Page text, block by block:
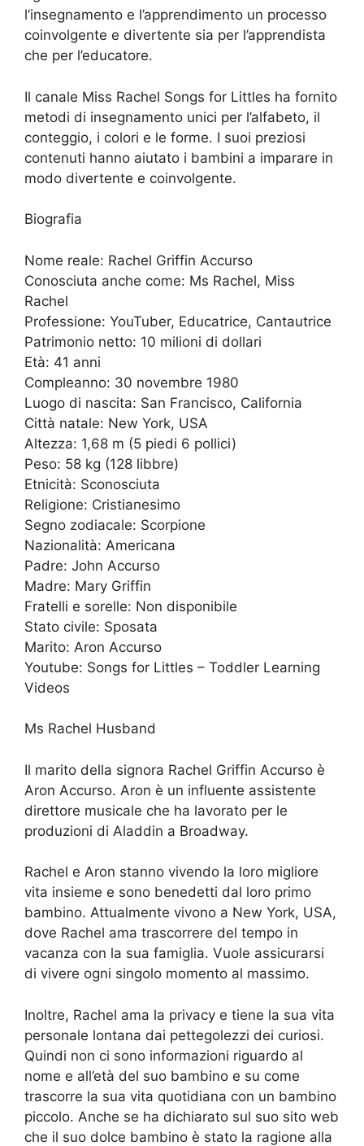
l’insegnamento e l’apprendimento un processo
coinvolgente e divertente sia per l’apprendista
che per l’educatore.
Il canale Miss Rachel Songs for Littles ha fornito
metodi di insegnamento unici per l’alfabeto, il
conteggio, i colori e le forme. I suoi preziosi
contenuti hanno aiutato i bambini a imparare in
modo divertente e coinvolgente.
Biografia
Nome reale: Rachel Griffin Accurso
Conosciuta anche come: Ms Rachel, Miss
Rachel
Professione: YouTuber, Educatrice, Cantautrice
Patrimonio netto: 10 milioni di dollari
Età: 41 anni
Compleanno: 30 novembre 1980
Luogo di nascita: San Francisco, California
Città natale: New York, USA
Altezza: 1,68 m (5 piedi 6 pollici)
Peso: 58 kg (128 libbre)
Etnicità: Sconosciuta
Religione: Cristianesimo
Segno zodiacale: Scorpione
Nazionalità: Americana
Padre: John Accurso
Madre: Mary Griffin
Fratelli e sorelle: Non disponibile
Stato civile: Sposata
Marito: Aron Accurso
Youtube: Songs for Littles – Toddler Learning
Videos
Ms Rachel Husband
Il marito della signora Rachel Griffin Accurso è
Aron Accurso. Aron è un influente assistente
direttore musicale che ha lavorato per le
produzioni di Aladdin a Broadway.
Rachel e Aron stanno vivendo la loro migliore
vita insieme e sono benedetti dal loro primo
bambino. Attualmente vivono a New York, USA,
dove Rachel ama trascorrere del tempo in
vacanza con la sua famiglia. Vuole assicurarsi
di vivere ogni singolo momento al massimo.
Inoltre, Rachel ama la privacy e tiene la sua vita
personale lontana dai pettegolezzi dei curiosi.
Quindi non ci sono informazioni riguardo al
nome e all’età del suo bambino e su come
trascorre la sua vita quotidiana con un bambino
piccolo. Anche se ha dichiarato sul suo sito web
che il suo dolce bambino è stato la ragione alla